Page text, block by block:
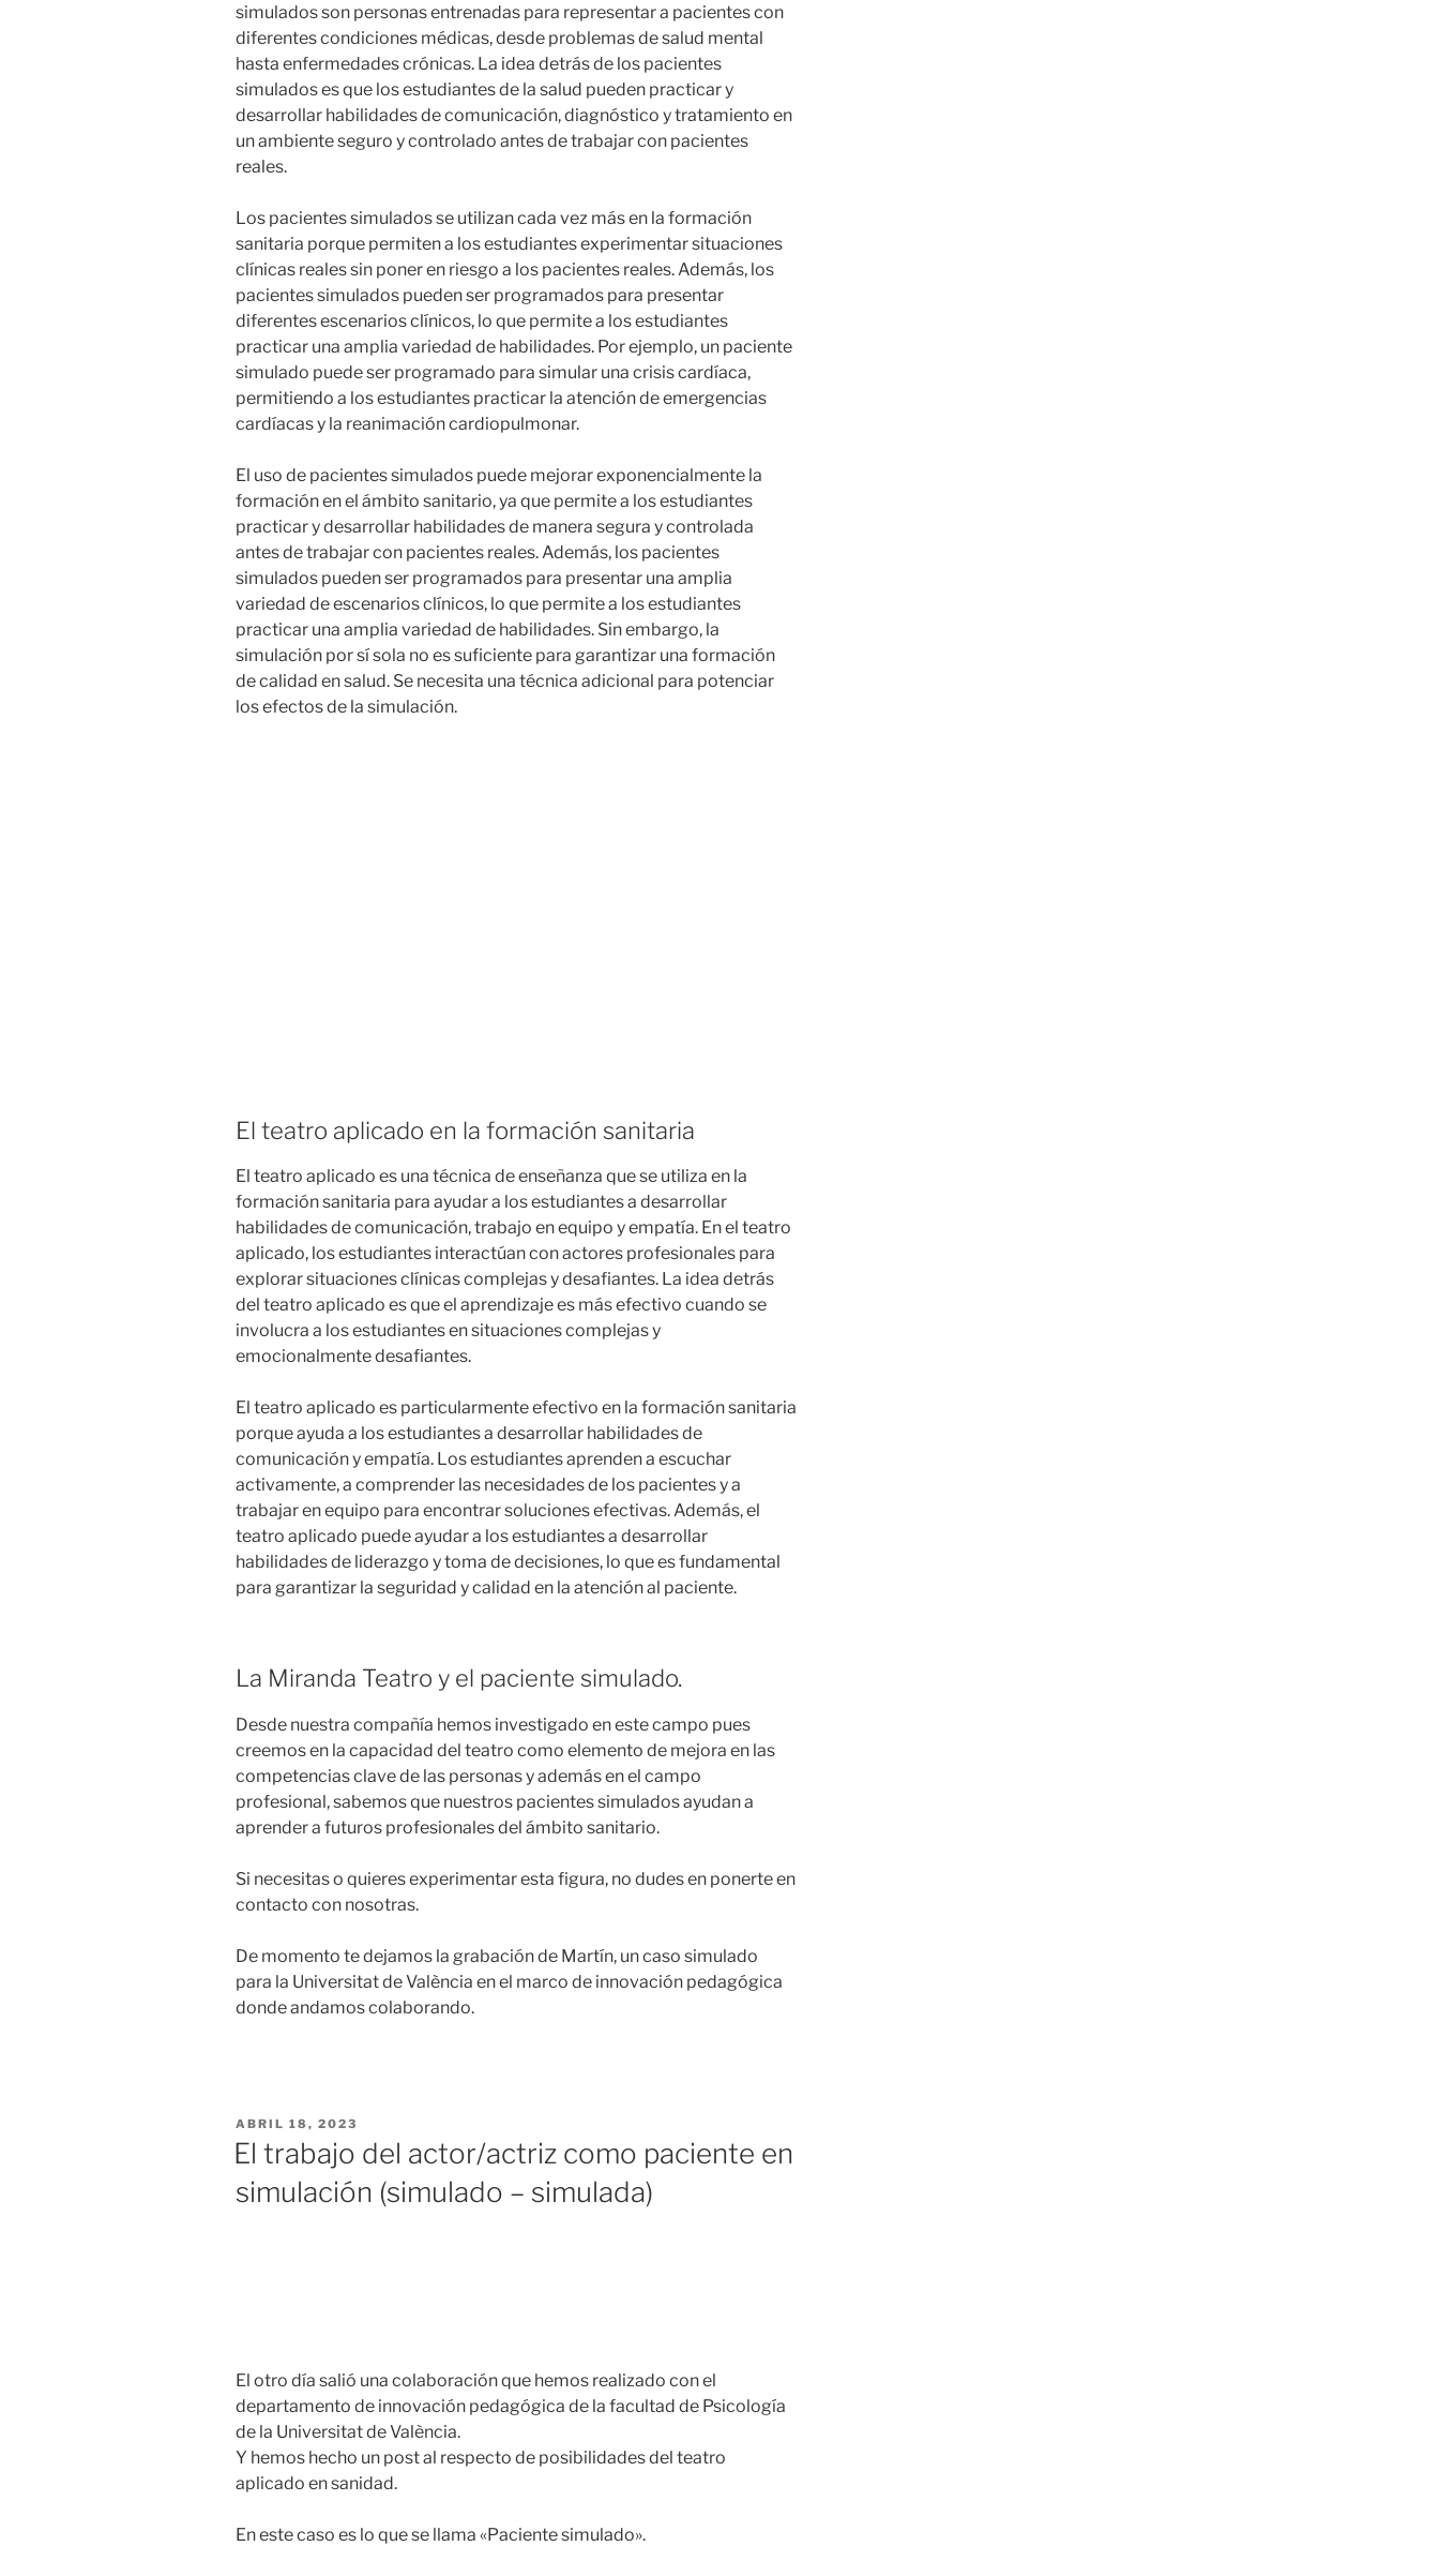
simulados son personas entrenadas para representar a pacientes con
diferentes condiciones médicas, desde problemas de salud mental
hasta enfermedades crónicas. La idea detrás de los pacientes
simulados es que los estudiantes de la salud pueden practicar y
desarrollar habilidades de comunicación, diagnóstico y tratamiento en
un ambiente seguro y controlado antes de trabajar con pacientes
reales.
Los pacientes simulados se utilizan cada vez más en la formación
sanitaria porque permiten a los estudiantes experimentar situaciones
clínicas reales sin poner en riesgo a los pacientes reales. Además, los
pacientes simulados pueden ser programados para presentar
diferentes escenarios clínicos, lo que permite a los estudiantes
practicar una amplia variedad de habilidades. Por ejemplo, un paciente
simulado puede ser programado para simular una crisis cardíaca,
permitiendo a los estudiantes practicar la atención de emergencias
cardíacas y la reanimación cardiopulmonar.
El uso de pacientes simulados puede mejorar exponencialmente la
formación en el ámbito sanitario, ya que permite a los estudiantes
practicar y desarrollar habilidades de manera segura y controlada
antes de trabajar con pacientes reales. Además, los pacientes
simulados pueden ser programados para presentar una amplia
variedad de escenarios clínicos, lo que permite a los estudiantes
practicar una amplia variedad de habilidades. Sin embargo, la
simulación por sí sola no es suficiente para garantizar una formación
de calidad en salud. Se necesita una técnica adicional para potenciar
los efectos de la simulación.
El teatro aplicado en la formación sanitaria
El teatro aplicado es una técnica de enseñanza que se utiliza en la
formación sanitaria para ayudar a los estudiantes a desarrollar
habilidades de comunicación, trabajo en equipo y empatía. En el teatro
aplicado, los estudiantes interactúan con actores profesionales para
explorar situaciones clínicas complejas y desafiantes. La idea detrás
del teatro aplicado es que el aprendizaje es más efectivo cuando se
involucra a los estudiantes en situaciones complejas y
emocionalmente desafiantes.
El teatro aplicado es particularmente efectivo en la formación sanitaria
porque ayuda a los estudiantes a desarrollar habilidades de
comunicación y empatía. Los estudiantes aprenden a escuchar
activamente, a comprender las necesidades de los pacientes y a
trabajar en equipo para encontrar soluciones efectivas. Además, el
teatro aplicado puede ayudar a los estudiantes a desarrollar
habilidades de liderazgo y toma de decisiones, lo que es fundamental
para garantizar la seguridad y calidad en la atención al paciente.
La Miranda Teatro y el paciente simulado.
Desde nuestra compañía hemos investigado en este campo pues
creemos en la capacidad del teatro como elemento de mejora en las
competencias clave de las personas y además en el campo
profesional, sabemos que nuestros pacientes simulados ayudan a
aprender a futuros profesionales del ámbito sanitario.
Si necesitas o quieres experimentar esta figura, no dudes en ponerte en
contacto con nosotras.
De momento te dejamos la grabación de Martín, un caso simulado
para la Universitat de València en el marco de innovación pedagógica
donde andamos colaborando.
ABRIL 18, 2023
El trabajo del actor/actriz como paciente en
simulación (simulado – simulada)
El otro día salió una colaboración que hemos realizado con el
departamento de innovación pedagógica de la facultad de Psicología
de la Universitat de València.
Y hemos hecho un post al respecto de posibilidades del teatro
aplicado en sanidad.
En este caso es lo que se llama «Paciente simulado».